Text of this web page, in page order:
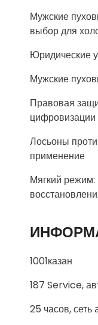
Мужские
выбор для
Юридические
Мужские
Правовая
цифровизации
Лосьоны
применение
Мягкий режим:
1001казан
187 Service,
25 часов, сеть